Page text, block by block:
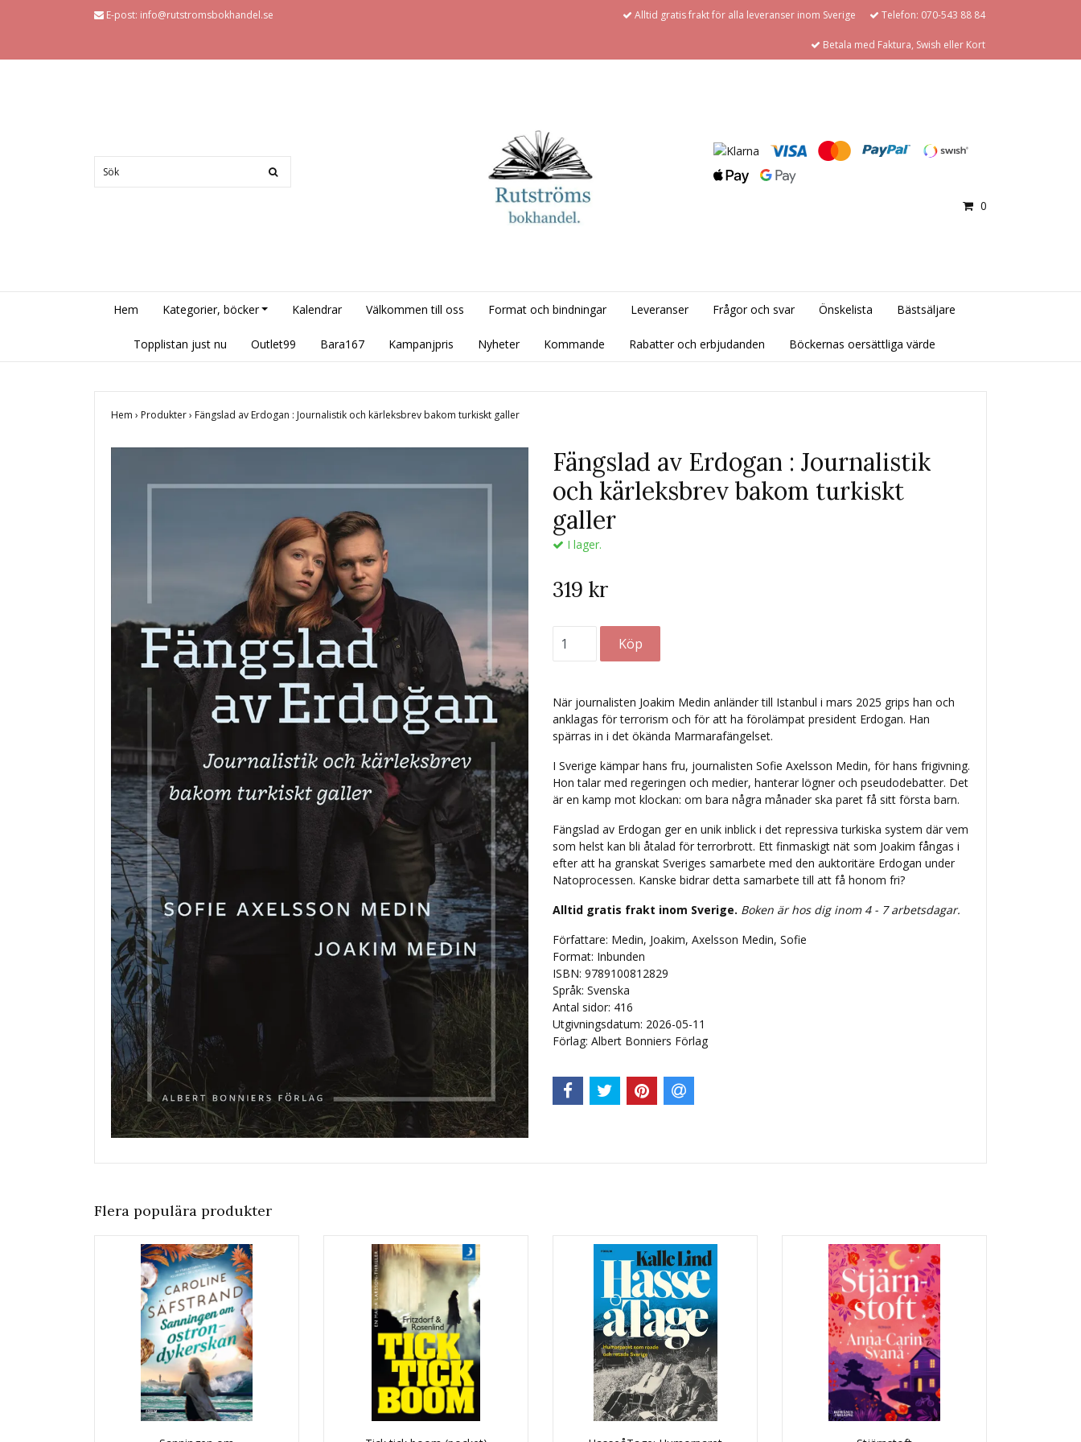
E-post: info@rutstromsbokhandel.se Alltid gratis frakt för alla leveranser inom Sverige Telefon: 070-543 88 84
Betala med Faktura, Swish eller Kort
0
Hem Kategorier, böcker Kalendrar Välkommen till oss Format och bindningar Leveranser Frågor och svar Önskelista Bästsäljare
Topplistan just nu Outlet99 Bara167 Kampanjpris Nyheter Kommande Rabatter och erbjudanden Böckernas oersättliga värde
Hem › Produkter› Fängslad av Erdogan : Journalistik och kärleksbrev bakom turkiskt galler
Fängslad av Erdogan : Journalistik
och kärleksbrev bakom turkiskt
galler
I lager.
319 kr
När journalisten Joakim Medin anländer till Istanbul i mars 2025 grips han och
anklagas för terrorism och för att ha förolämpat president Erdogan. Han
spärras in i det ökända Marmarafängelset.
I Sverige kämpar hans fru, journalisten Sofie Axelsson Medin, för hans frigivning.
Hon talar med regeringen och medier, hanterar lögner och pseudodebatter. Det
är en kamp mot klockan: om bara några månader ska paret få sitt första barn.
Fängslad av Erdogan ger en unik inblick i det repressiva turkiska system där vem
som helst kan bli åtalad för terrorbrott. Ett finmaskigt nät som Joakim fångas i
efter att ha granskat Sveriges samarbete med den auktoritäre Erdogan under
Natoprocessen. Kanske bidrar detta samarbete till att få honom fri?
Alltid gratis frakt inom Sverige. Boken är hos dig inom 4 - 7 arbetsdagar.
Författare: Medin, Joakim, Axelsson Medin, Sofie
Format: Inbunden
ISBN: 9789100812829
Språk: Svenska
Antal sidor: 416
Utgivningsdatum: 2026-05-11
Förlag: Albert Bonniers Förlag
Flera populära produkter